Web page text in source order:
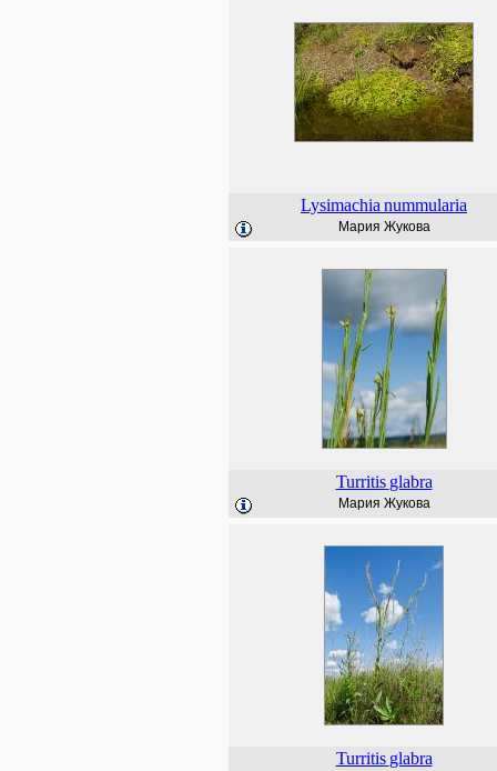
Lysimachia nummularia
Мария Жукова
Turritis glabra
Мария Жукова
Turritis glabra